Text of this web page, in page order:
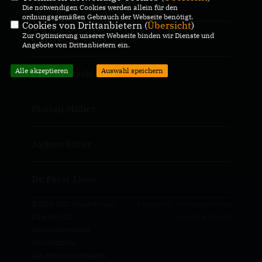
CDU Kreisverband Olpe
CDU NRW
CDU Deutschlands
Die notwendigen Cookies werden allein für den
ordnungsgemäßen Gebrauch der Webseite benötigt.
Cookies von Drittanbietern (Übersicht)
Zur Optimierung unserer Webseite binden wir Dienste und
Angebote von Drittanbietern ein.
Alle akzeptieren Auswahl speichern